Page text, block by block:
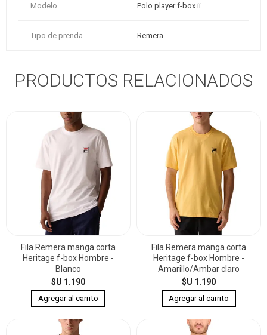
Modelo Polo player f-box ii
Tipo de prenda Remera
PRODUCTOS RELACIONADOS
Fila Remera manga corta
Heritage f-box Hombre -
Blanco
$U 1.190
Fila Remera manga corta
Heritage f-box Hombre -
Amarillo/Ambar claro
$U 1.190